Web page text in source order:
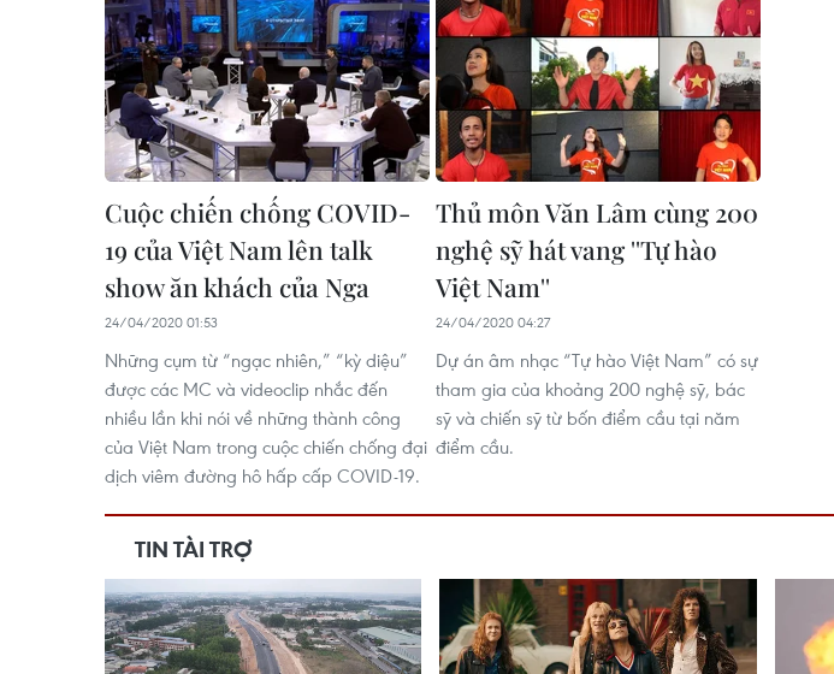
Cuộc chiến chống COVID-
19 của Việt Nam lên talk
show ăn khách của Nga
24/04/2020 01:53
Những cụm từ “ngạc nhiên,” “kỳ diệu”
được các MC và videoclip nhắc đến
nhiều lần khi nói về những thành công
của Việt Nam trong cuộc chiến chống đại
dịch viêm đường hô hấp cấp COVID-19.
Thủ môn Văn Lâm cùng 200
nghệ sỹ hát vang ''Tự hào
Việt Nam''
24/04/2020 04:27
Dự án âm nhạc “Tự hào Việt Nam” có sự
tham gia của khoảng 200 nghệ sỹ, bác
sỹ và chiến sỹ từ bốn điểm cầu tại năm
điểm cầu.